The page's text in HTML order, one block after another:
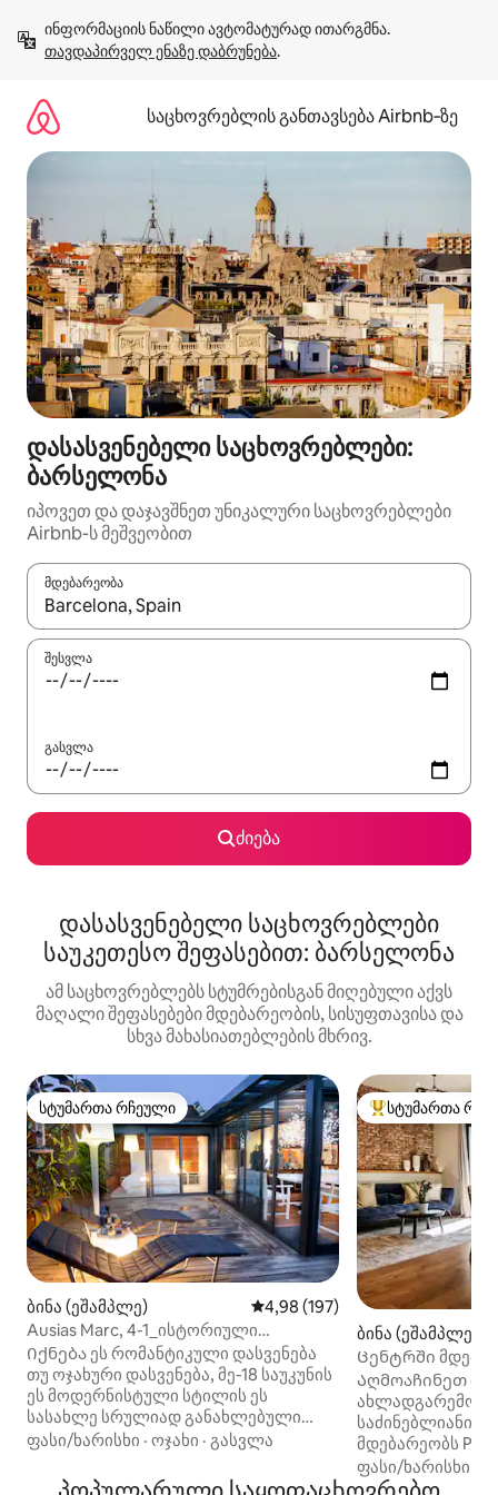
გადასვლა
თავდაპირველ ენაზე დაბრუნება.
საცხოვრებლის განთავსება Airbnb‑ზე
დასასვენებელი საცხოვრებლები:
ბარსელონა
იპოვეთ და დაჯავშნეთ უნიკალური საცხოვრებლები
Airbnb-ს მეშვეობით
მდებარეობა
როცა შედეგები ხელმისაწვდომი გახდება, ნავიგაციისთვის
შესვლა
გასვლა
ძიება
დასასვენებელი საცხოვრებლები
საუკეთესო შეფასებით: ბარსელონა
ამ საცხოვრებლებს სტუმრებისგან მიღებული აქვს
მაღალი შეფასებები მდებარეობის, სისუფთავისა და
სხვა მახასიათებლების მხრივ.
სტუმართა რჩეული
სტუმართა რჩეული
ბინა (ეშამპლე) საშუალო შეფასებაა 5‑დან
4,98 (197)
Ausias Marc, 4-1_ისტორიული
შენობა — ტერასა 1
Იქნება ეს რომანტიკული დასვენება
თუ ოჯახური დასვენება, მე-18 საუკუნის
ეს მოდერნისტული სტილის ეს
სასახლე სრულიად განახლებული
ლუქს-კლასის ბინა და სრულიად
ბარსელონის შუაგულში მდებარეობს.
ფასი/ხარისხი · ოჯახი · გასვლა
სტუმართა
სტუმართა
ბინა (ეშამპლე)
Ცენტრში
ბინა
Აღმოაჩინეთ
საძინებლიანი
მდებარეობს
Მეტროსთან და
ავტობუსებთან
ფასი/ხარისხი